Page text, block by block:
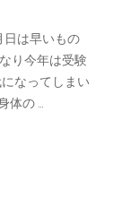
日は早いもの
り今年は受験
なってしまい
体の …